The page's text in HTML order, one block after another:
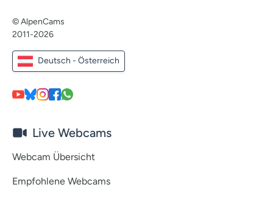
© AlpenCams
2011-2026
Deutsch - Österreich
Live Webcams
Webcam Übersicht
Empfohlene Webcams